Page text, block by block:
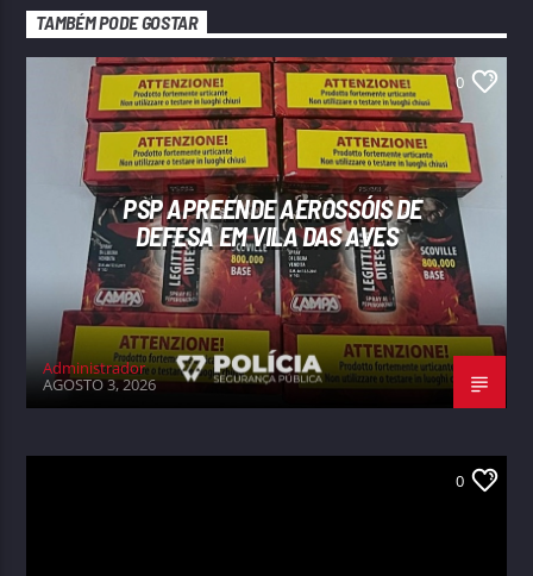
TAMBÉM PODE GOSTAR
0
PSP APREENDE AEROSSÓIS DE
DEFESA EM VILA DAS AVES
Administrador
AGOSTO 3, 2026
0